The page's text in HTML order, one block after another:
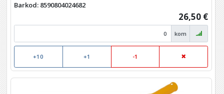
Barkod: 8590804024682
26,50 €
kom
+10 +1 -1